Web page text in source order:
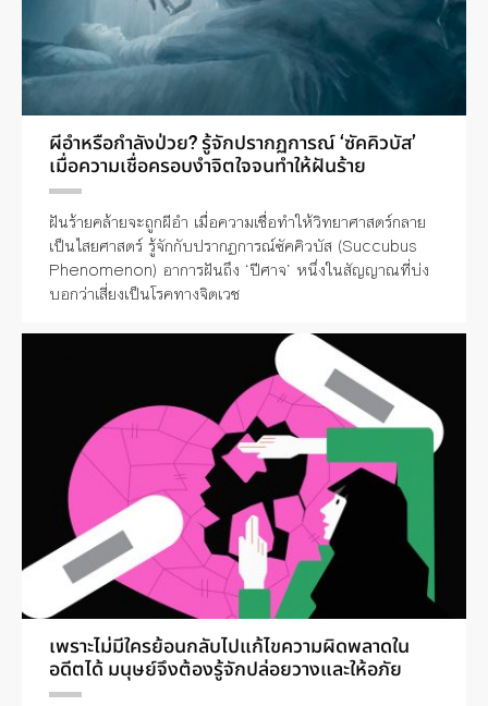
ผีอำหรือกำลังป่วย? รู้จักปรากฏการณ์ ‘ซัคคิวบัส’
เมื่อความเชื่อครอบงำจิตใจจนทำให้ฝันร้าย
ฝันร้ายคล้ายจะถูกผีอำ เมื่อความเชื่อทำให้วิทยาศาสตร์กลาย
เป็นไสยศาสตร์ รู้จักกับปรากฏการณ์ซัคคิวบัส (Succubus
Phenomenon) อาการฝันถึง ‘ปีศาจ’ หนึ่งในสัญญาณที่บ่ง
บอกว่าเสี่ยงเป็นโรคทางจิตเวช
เพราะไม่มีใครย้อนกลับไปแก้ไขความผิดพลาดใน
อดีตได้ มนุษย์จึงต้องรู้จักปล่อยวางและให้อภัย